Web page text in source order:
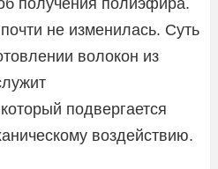
не изменилась. Суть
волокон из
подвергается
воздействию.